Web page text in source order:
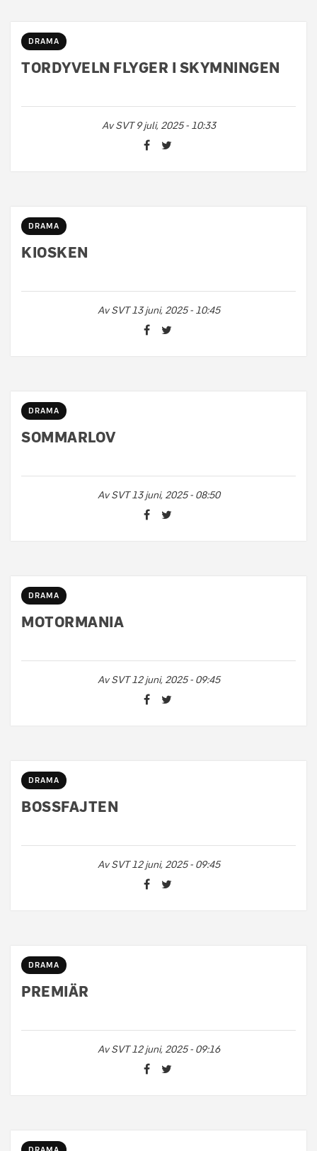
DRAMA
TORDYVELN FLYGER I SKYMNINGEN
AvSVT 9 juli, 2025 - 10:33
DRAMA
KIOSKEN
AvSVT 13 juni, 2025 - 10:45
DRAMA
SOMMARLOV
AvSVT 13 juni, 2025 - 08:50
DRAMA
MOTORMANIA
AvSVT 12 juni, 2025 - 09:45
DRAMA
BOSSFAJTEN
AvSVT 12 juni, 2025 - 09:45
DRAMA
PREMIÄR
AvSVT 12 juni, 2025 - 09:16